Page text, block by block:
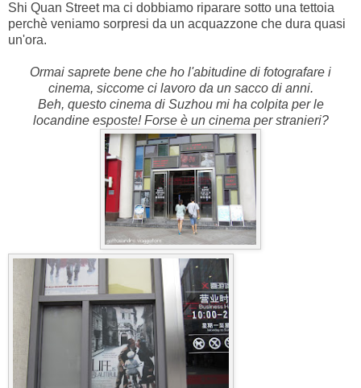
Shi Quan Street ma ci dobbiamo riparare sotto una tettoia
perchè veniamo sorpresi da un acquazzone che dura quasi
un'ora.
Ormai saprete bene che ho l'abitudine di fotografare i
cinema, siccome ci lavoro da un sacco di anni.
Beh, questo cinema di Suzhou mi ha colpita per le
locandine esposte! Forse è un cinema per stranieri?